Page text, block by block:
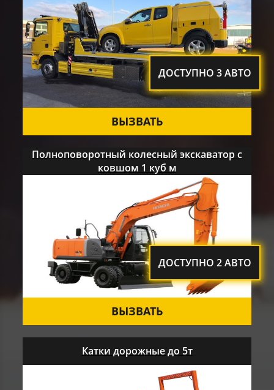
ДОСТУПНО 3 АВТО
ВЫЗВАТЬ
ДОСТУПНО 2 АВТО
Полноповоротный колесный экскаватор с
ковшом 1 куб м
ВЫЗВАТЬ
Катки дорожные до 5т